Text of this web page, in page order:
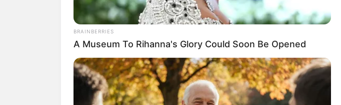
BRAINBERRIES
A Museum To Rihanna's Glory Could Soon Be Opened